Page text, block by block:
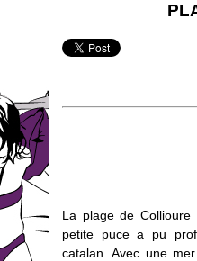
La plage de
petite puce a pu
catalan. Avec une